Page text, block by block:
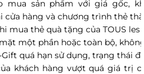
mua sản phẩm với giá gốc,
cửa hàng và chương trình thẻ
mua thẻ quà tặng của TOUS les
một phần hoặc toàn bộ,
quá hạn sử dụng, trạng thái
khách hàng vượt quá giá trị